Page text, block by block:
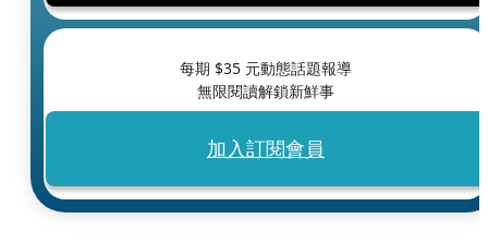
每期 $35 元動態話題報導
無限閱讀解鎖新鮮事
加入訂閱會員